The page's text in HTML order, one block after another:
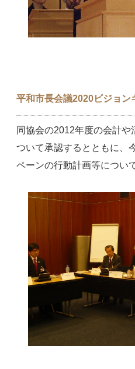
平和市長会議2020ビジョン
同協会の2012年度の会計や
ついて承認するとともに、
ペーンの行動計画等につい